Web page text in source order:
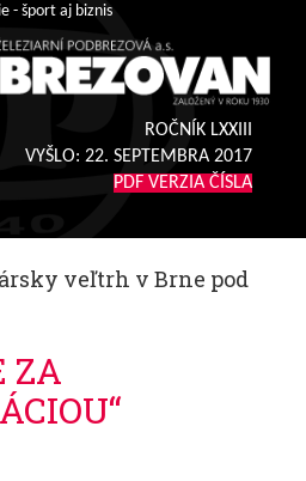
- šport aj biznis
ROČNÍK LXXIII
VYŠLO: 22. SEPTEMBRA 2017
PDF VERZIA ČÍSLA
veľtrh v Brne pod
ZA